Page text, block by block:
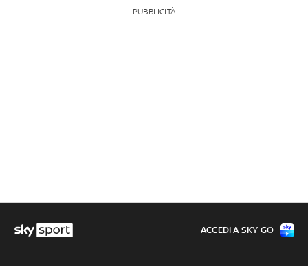
PUBBLICITÀ
ACCEDI A SKY GO